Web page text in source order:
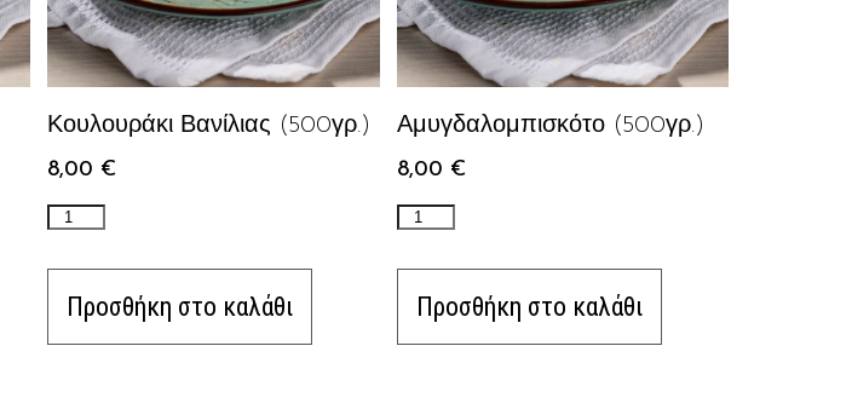
Κουλουράκι Βανίλιας (500γρ.)
8,00 €
Προσθήκη στο καλάθι
Αμυγδαλομπισκότο (500γρ.)
8,00 €
Προσθήκη στο καλάθι